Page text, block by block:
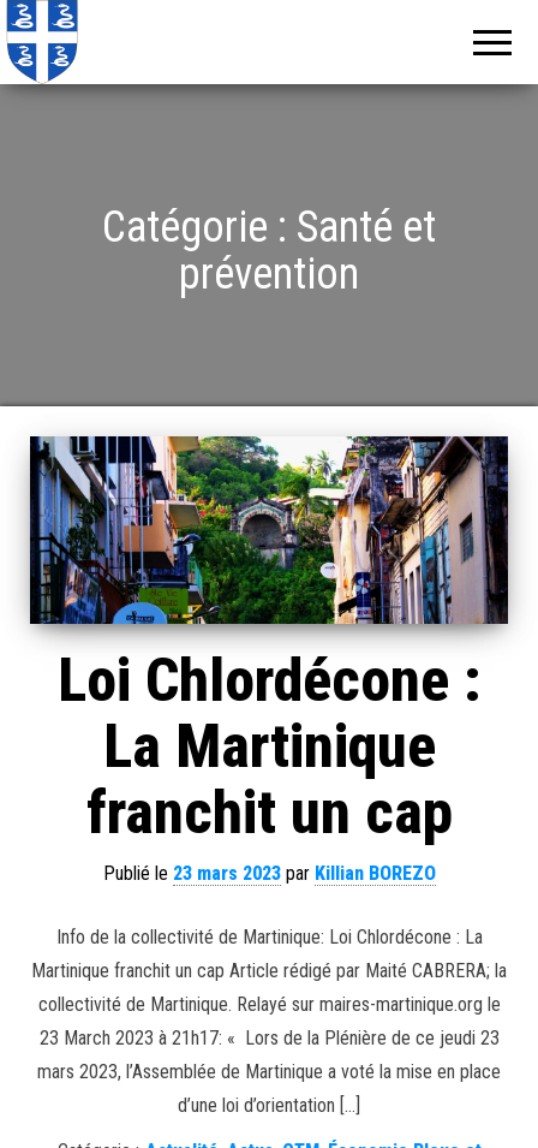
Catégorie : Santé et
prévention
Loi Chlordécone :
La Martinique
franchit un cap
Publié le 23 mars 2023par Killian BOREZO
Info de la collectivité de Martinique: Loi Chlordécone : La
Martinique franchit un cap Article rédigé par Maité CABRERA; la
collectivité de Martinique. Relayé sur maires-martinique.org le
23 March 2023 à 21h17: « Lors de la Plénière de ce jeudi 23
mars 2023, l’Assemblée de Martinique a voté la mise en place
d’une loi d’orientation […]